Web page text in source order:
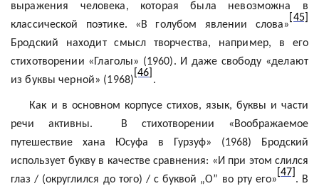
выражения человека, которая была невозможна в
классической поэтике. «В голубом явлении слова»
[45]
Бродский находит смысл творчества, например, в его
стихотворении «Глаголы» (1960). И даже свободу «делают
из буквы черной» (1968)
[46]
.
Как и в основном корпусе стихов, язык, буквы и части
речи активны.
В стихотворении «Воображаемое
путешествие хана Юсуфа в Гурзуф» (1968) Бродский
использует букву в качестве сравнения: «И при этом слился
глаз / (округлился до того) / с буквой „О” во рту его»
[47]
. В